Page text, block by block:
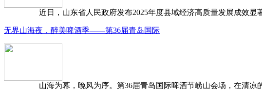
近日，山东省人民政府发布2025年度县域经济高质量发展成效显
无界山海夜，醉美啤酒季——第36届青岛国际
山海为幕，晚风为序。第36届青岛国际啤酒节崂山会场，在清凉